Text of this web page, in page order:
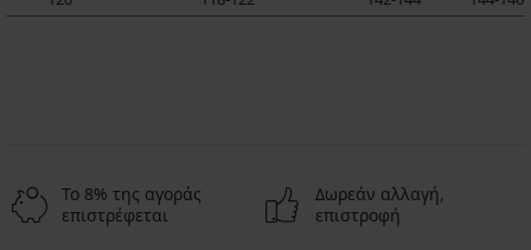
Το 8% της αγοράς
επιστρέφεται
Δωρεάν αλλαγή,
επιστροφή